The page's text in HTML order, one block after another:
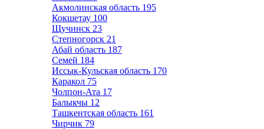
Акмолинская область 195
Кокшетау 100
Щучинск 23
Степногорск 21
Абай область 187
Семей 184
Иссык-Кульская область 170
Каракол 75
Чолпон-Ата 17
Балыкчы 12
Ташкентская область 161
Чирчик 79